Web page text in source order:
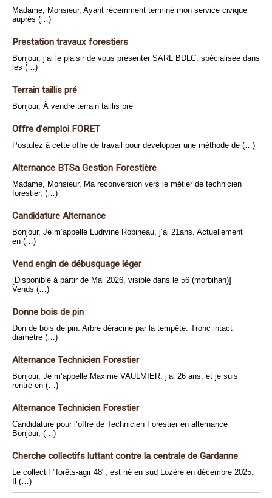
Madame, Monsieur, Ayant récemment terminé mon service civique
auprès (…)
Prestation travaux forestiers
Bonjour, j’ai le plaisir de vous présenter SARL BDLC, spécialisée dans
les (…)
Terrain taillis pré
Bonjour, À vendre terrain taillis pré
Offre d’emploi FORET
Postulez à cette offre de travail pour développer une méthode de (…)
Alternance BTSa Gestion Forestière
Madame, Monsieur, Ma reconversion vers le métier de technicien
forestier, (…)
Candidature Alternance
Bonjour, Je m’appelle Ludivine Robineau, j’ai 21ans. Actuellement
en (…)
Vend engin de débusquage léger
[Disponible à partir de Mai 2026, visible dans le 56 (morbihan)]
Vends (…)
Donne bois de pin
Don de bois de pin. Arbre déraciné par la tempête. Tronc intact
diamètre (…)
Alternance Technicien Forestier
Bonjour, Je m’appelle Maxime VAULMIER, j’ai 26 ans, et je suis
rentré en (…)
Alternance Technicien Forestier
Candidature pour l’offre de Technicien Forestier en alternance
Bonjour, (…)
Cherche collectifs luttant contre la centrale de Gardanne
Le collectif "forêts-agir 48", est né en sud Lozère en décembre 2025.
Il (…)